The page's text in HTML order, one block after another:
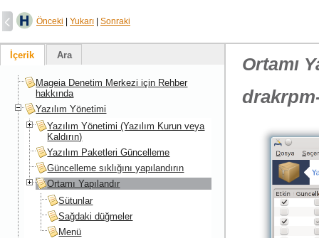
Önceki Yukarı Sonraki
Ortamı
İçerik Ara
Mageia Denetim Merkezi için Rehber
hakkında
Yazılım Yönetimi
Yazılım Yönetimi (Yazılım Kurun veya
Kaldırın)
Yazılım Paketleri Güncelleme
Güncelleme sıklığını yapılandırın
Ortamı Yapılandır
Sütunlar
Sağdaki düğmeler
Menü